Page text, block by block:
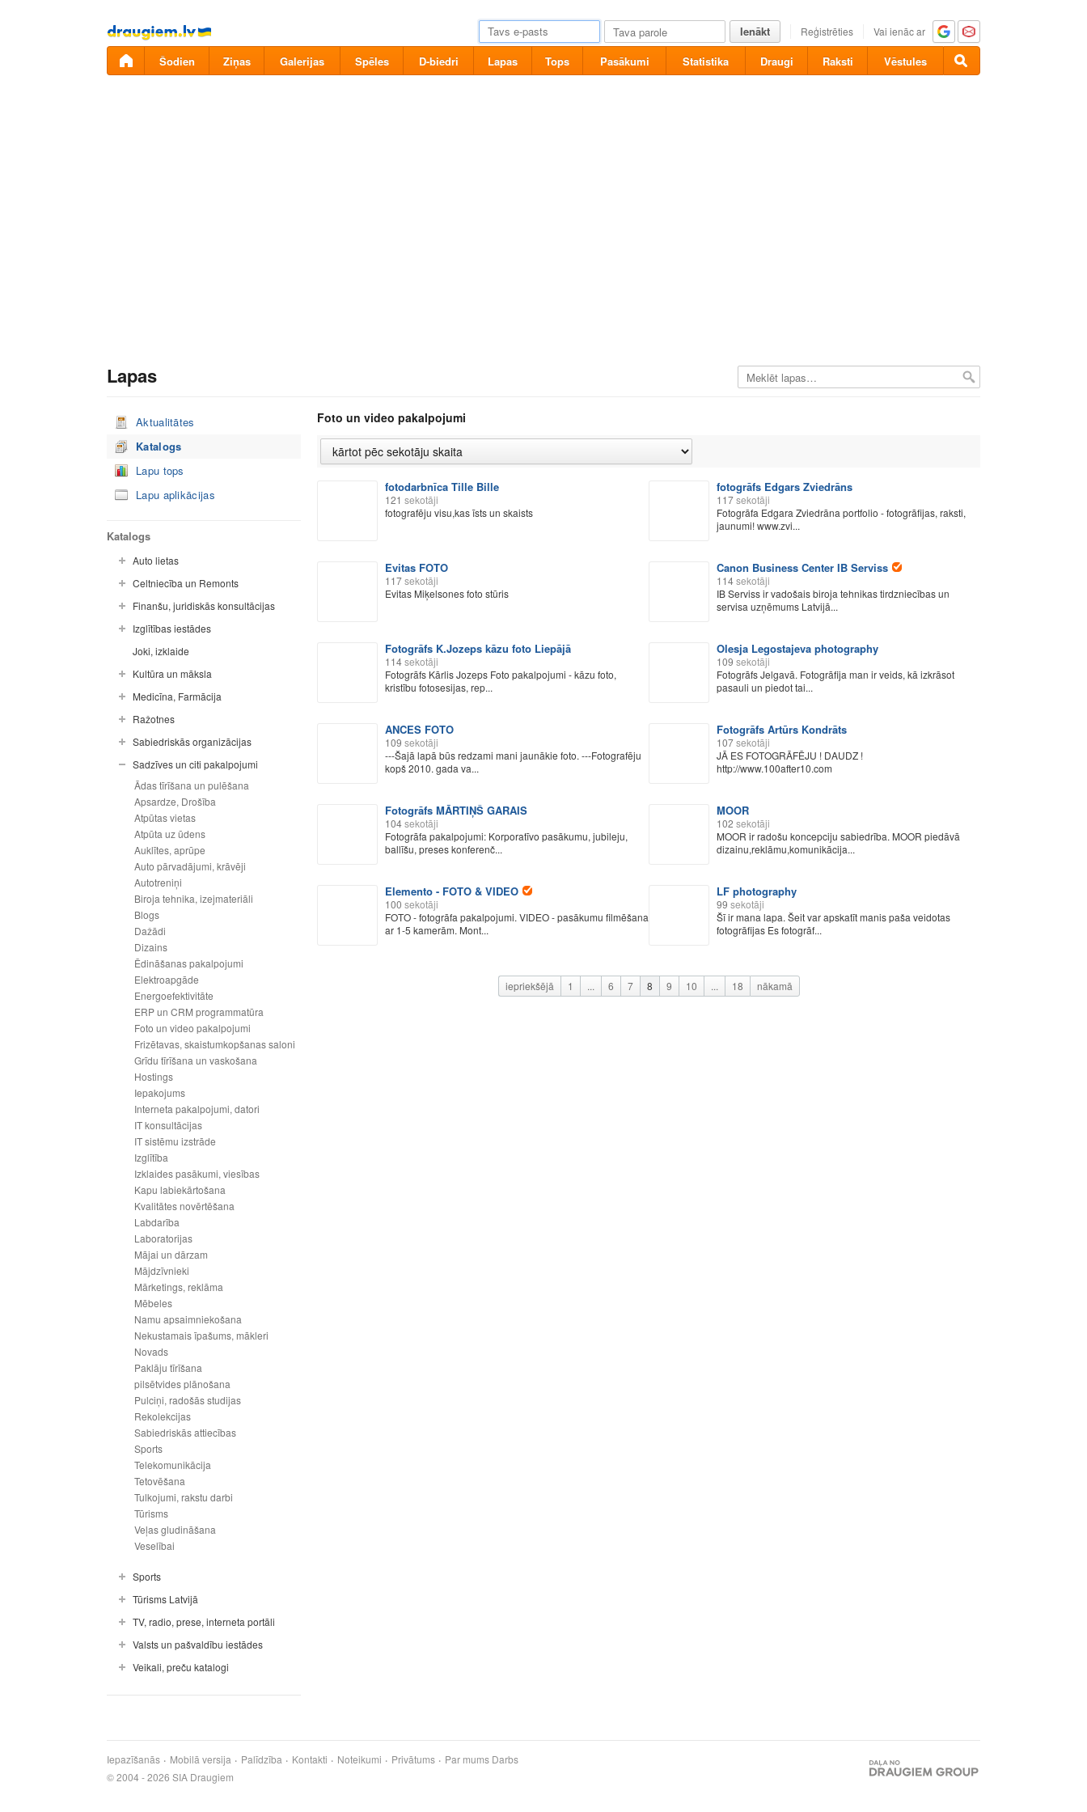
Pāriet
uz
saturu
Ienākt Reģistrēties Vai ienāc ar
Šodien Ziņas Galerijas Spēles D-biedri Lapas Tops Pasākumi Statistika Draugi Raksti Vēstules
Lapas
Aktualitātes
Katalogs
Lapu tops
Lapu aplikācijas
Katalogs
Auto lietas
Celtniecība un Remonts
Finanšu, juridiskās konsultācijas
Izglītības iestādes
Joki, izklaide
Kultūra un māksla
Medicīna, Farmācija
Ražotnes
Sabiedriskās organizācijas
Sadzīves un citi pakalpojumi
Ādas tīrīšana un pulēšana
Apsardze, Drošība
Atpūtas vietas
Atpūta uz ūdens
Auklītes, aprūpe
Auto pārvadājumi, krāvēji
Autotreniņi
Biroja tehnika, izejmateriāli
Blogs
Dažādi
Dizains
Ēdināšanas pakalpojumi
Elektroapgāde
Energoefektivitāte
ERP un CRM programmatūra
Foto un video pakalpojumi
Frizētavas, skaistumkopšanas saloni
Grīdu tīrīšana un vaskošana
Hostings
Iepakojums
Interneta pakalpojumi, datori
IT konsultācijas
IT sistēmu izstrāde
Izglītība
Izklaides pasākumi, viesības
Kapu labiekārtošana
Kvalitātes novērtēšana
Labdarība
Laboratorijas
Mājai un dārzam
Mājdzīvnieki
Mārketings, reklāma
Mēbeles
Namu apsaimniekošana
Nekustamais īpašums, mākleri
Novads
Paklāju tīrīšana
pilsētvides plānošana
Pulciņi, radošās studijas
Rekolekcijas
Sabiedriskās attiecības
Sports
Telekomunikācija
Tetovēšana
Tulkojumi, rakstu darbi
Tūrisms
Veļas gludināšana
Veselībai
Sports
Tūrisms Latvijā
TV, radio, prese, interneta portāli
Valsts un pašvaldību iestādes
Veikali, preču katalogi
Foto un video pakalpojumi
fotodarbnīca Tille Bille
121 sekotāji
fotografēju visu,kas īsts un skaists
fotogrāfs Edgars Zviedrāns
117sekotāji
Fotogrāfa Edgara Zviedrāna portfolio - fotogrāfijas, raksti,
jaunumi! www.zvi...
Evitas FOTO
117sekotāji
Evitas Miķelsones foto stūris
Canon Business Center IB Serviss
114sekotāji
IB Serviss ir vadošais biroja tehnikas tirdzniecības un
servisa uzņēmums Latvijā...
Fotogrāfs K.Jozeps kāzu foto Liepājā
114sekotāji
Fotogrāfs Kārlis Jozeps Foto pakalpojumi - kāzu foto,
kristību fotosesijas, rep...
Olesja Legostajeva photography
109 sekotāji
Fotogrāfs Jelgavā. Fotogrāfija man ir veids, kā izkrāsot
pasauli un piedot tai...
ANCES FOTO
109 sekotāji
---Šajā lapā būs redzami mani jaunākie foto. ---Fotografēju
kopš 2010. gada va...
Fotogrāfs Artūrs Kondrāts
107sekotāji
JĀ ES FOTOGRĀFĒJU ! DAUDZ !
http://www.100after10.com
Fotogrāfs MĀRTIŅŠ GARAIS
104sekotāji
Fotogrāfa pakalpojumi: Korporatīvo pasākumu, jubileju,
ballīšu, preses konferenč...
MOOR
102 sekotāji
MOOR ir radošu koncepciju sabiedrība. MOOR piedāvā
dizainu,reklāmu,komunikācija...
Elemento - FOTO & VIDEO
100 sekotāji
FOTO - fotogrāfa pakalpojumi. VIDEO - pasākumu filmēšana
ar 1-5 kamerām. Mont...
LF photography
99 sekotāji
Šī ir mana lapa. Šeit var apskatīt manis paša veidotas
fotogrāfijas Es fotogrāf...
iepriekšējā 1 ... 6 7 8 9 10 ... 18 nākamā
Iepazīšanās Mobilā versija Palīdzība Kontakti Noteikumi Privātums Par mums Darbs
© 2004 - 2026 SIA Draugiem